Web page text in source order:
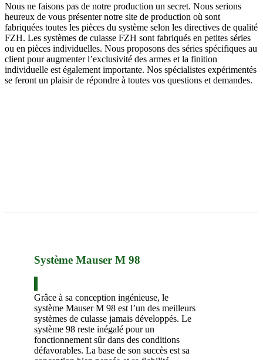
Nous ne faisons pas de notre production un secret. Nous serions
heureux de vous présenter notre site de production où sont
fabriquées toutes les pièces du système selon les directives de qualité
FZH. Les systèmes de culasse FZH sont fabriqués en petites séries
ou en pièces individuelles. Nous proposons des séries spécifiques au
client pour augmenter l’exclusivité des armes et la finition
individuelle est également importante. Nos spécialistes expérimentés
se feront un plaisir de répondre à toutes vos questions et demandes.
Système Mauser M 98
Grâce à sa conception ingénieuse, le
système Mauser M 98 est l’un des meilleurs
systèmes de culasse jamais développés. Le
système 98 reste inégalé pour un
fonctionnement sûr dans des conditions
défavorables. La base de son succès est sa